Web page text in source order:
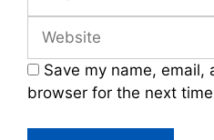
Website
Save my name, email,
browser for the next